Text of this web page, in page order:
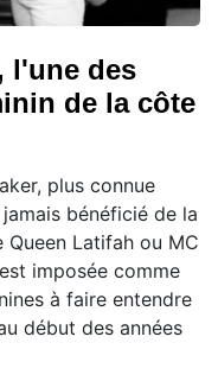
l'une des
de la côte
plus connue
bénéficié de la
Latifah ou MC
imposée comme
à faire entendre
début des années